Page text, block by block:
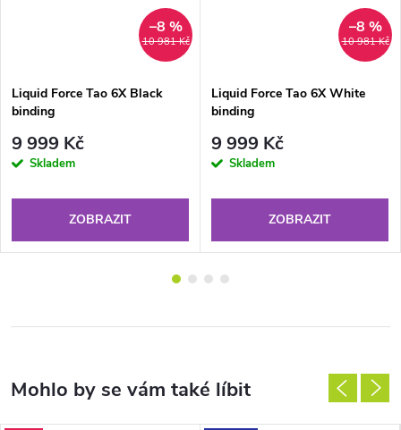
10 981 Kč
–8 %
Liquid Force Tao 6X Black
binding
9 999 Kč
Skladem
ZOBRAZIT
10 981 Kč
–8 %
Liquid Force Tao 6X White
binding
9 999 Kč
Skladem
ZOBRAZIT